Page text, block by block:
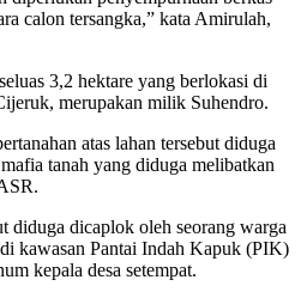
calon tersangka,” kata Amirulah,
3,2 hektare yang berlokasi di
merupakan milik Suhendro.
atas lahan tersebut diduga
tanah yang diduga melibatkan
diduga dicaplok oleh seorang warga
kawasan Pantai Indah Kapuk (PIK)
kepala desa setempat.